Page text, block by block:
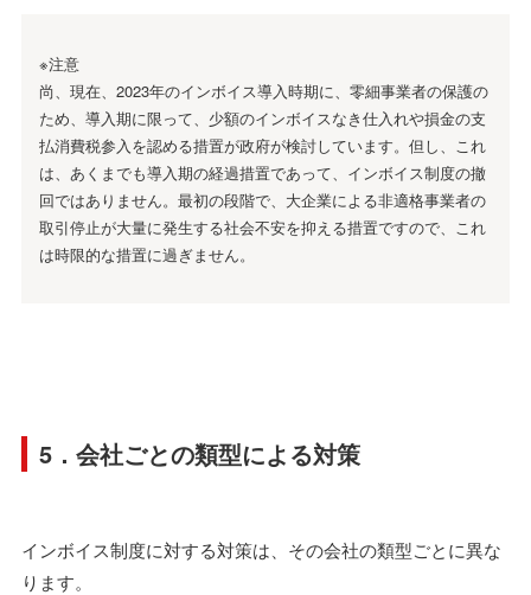
※注意
尚、現在、2023年のインボイス導入時期に、零細事業者の保護の
ため、導入期に限って、少額のインボイスなき仕入れや損金の支
払消費税参入を認める措置が政府が検討しています。但し、これ
は、あくまでも導入期の経過措置であって、インボイス制度の撤
回ではありません。最初の段階で、大企業による非適格事業者の
取引停止が大量に発生する社会不安を抑える措置ですので、これ
は時限的な措置に過ぎません。
5．会社ごとの類型による対策
インボイス制度に対する対策は、その会社の類型ごとに異な
ります。